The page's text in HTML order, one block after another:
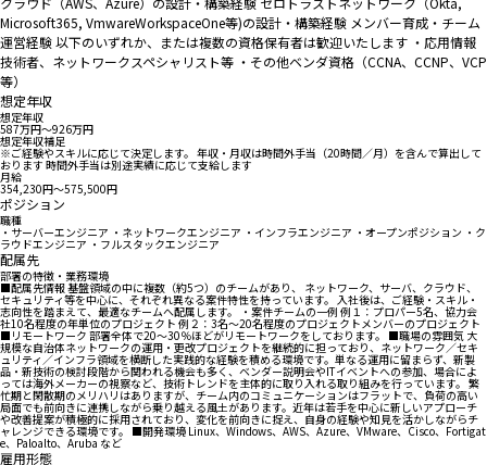
Microsoft365, VmwareWorkspaceOne等)の設計・構築経験 メンバー育成・チーム
運営経験 以下のいずれか、または複数の資格保有者は歓迎いたします ・応用情報
技術者、ネットワークスペシャリスト等 ・その他ベンダ資格（CCNA、CCNP、VCP
等）
想定年収
想定年収
587万円〜926万円
想定年収補足
※ご経験やスキルに応じて決定します。 年収・月収は時間外手当（20時間／月）を含んで算出して
おります 時間外手当は別途実績に応じて支給します
月給
354,230円〜575,500円
ポジション
職種
・サーバーエンジニア ・ネットワークエンジニア ・インフラエンジニア ・オープンポジション ・ク
ラウドエンジニア ・フルスタックエンジニア
配属先
部署の特徴・業務環境
■配属先情報 基盤領域の中に複数（約5つ）のチームがあり、 ネットワーク、サーバ、クラウド、
セキュリティ等を中心に、それぞれ異なる案件特性を持っています。 入社後は、ご経験・スキル・
志向性を踏まえて、最適なチームへ配属します。 ・案件チームの一例 例１：プロパー5名、協力会
社10名程度の年単位のプロジェクト 例２：3名〜20名程度のプロジェクトメンバーのプロジェクト
■リモートワーク 部署全体で20〜30％ほどがリモートワークをしております。 ■職場の雰囲気 大
規模な自治体ネットワークの運用・更改プロジェクトを継続的に担っており、ネットワーク／セキ
ュリティ／インフラ領域を横断した実践的な経験を積める環境です。単なる運用に留まらず、新製
品・新技術の検討段階から関われる機会も多く、ベンダー説明会やITイベントへの参加、場合によ
っては海外メーカーの視察など、技術トレンドを主体的に取り入れる取り組みを行っています。 繁
忙期と閑散期のメリハリはありますが、チーム内のコミュニケーションはフラットで、負荷の高い
局面でも前向きに連携しながら乗り越える風土があります。近年は若手を中心に新しいアプローチ
や改善提案が積極的に採用されており、変化を前向きに捉え、自身の経験や知見を活かしながらチ
ャレンジできる環境です。 ■開発環境 Linux、Windows、AWS、Azure、VMware、Cisco、Fortigat
e、Paloalto、Aruba など
雇用形態